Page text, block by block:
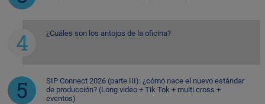
¿Cuáles son los antojos de la oficina?
SIP Connect 2026 (parte III): ¿cómo nace el nuevo estándar
de producción? (Long video + Tik Tok + multi cross +
eventos)